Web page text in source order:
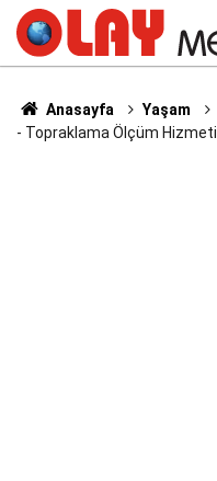
Anasayfa Yaşam
- Topraklama Ölçüm Hizmeti